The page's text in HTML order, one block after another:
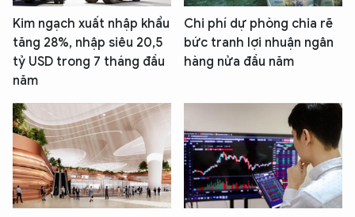
Kim ngạch xuất nhập khẩu
tăng 28%, nhập siêu 20,5
tỷ USD trong 7 tháng đầu
năm
Chi phí dự phòng chia rẽ
bức tranh lợi nhuận ngân
hàng nửa đầu năm